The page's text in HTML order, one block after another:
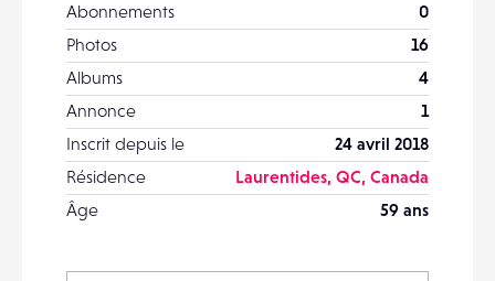
Abonnements
0
Photos
16
Albums
4
Annonce
1
Inscrit depuis le
24 avril 2018
Résidence
Laurentides, QC, Canada
Âge
59 ans